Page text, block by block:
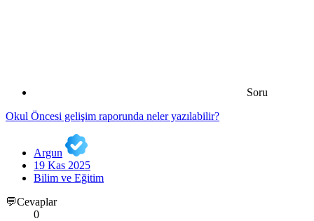
Soru
Okul Öncesi gelişim raporunda neler yazılabilir?
Argun
19 Kas 2025
Bilim ve Eğitim
💬Cevaplar
0